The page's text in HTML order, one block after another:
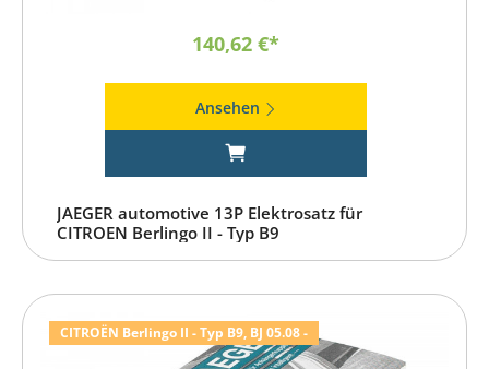
140,62 €*
Ansehen
JAEGER automotive 13P Elektrosatz für
CITROEN Berlingo II - Typ B9
CITROËN Berlingo II - Typ B9, BJ 05.08 -